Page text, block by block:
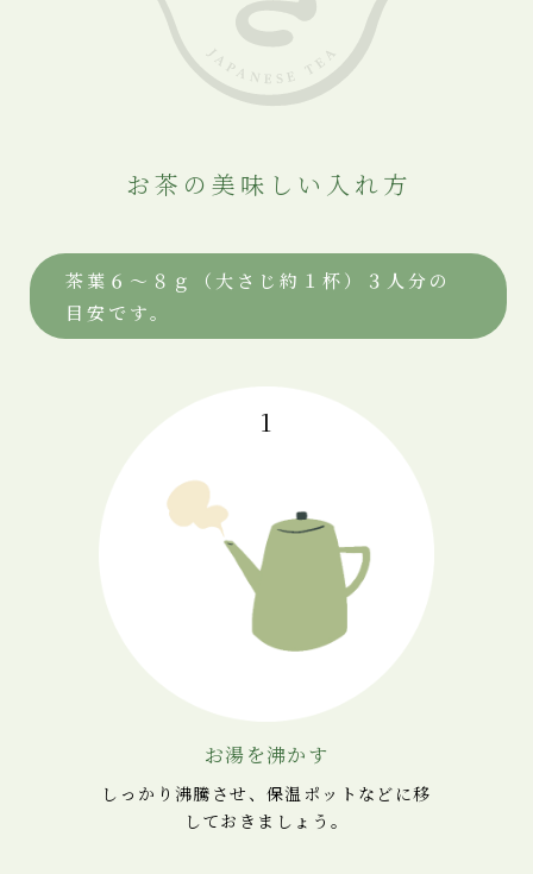
お茶の美味しい入れ方
茶葉６～８ｇ（大さじ約１杯）３人分の
目安です。
1
お湯を沸かす
しっかり沸騰させ、保温ポットなどに移
しておきましょう。